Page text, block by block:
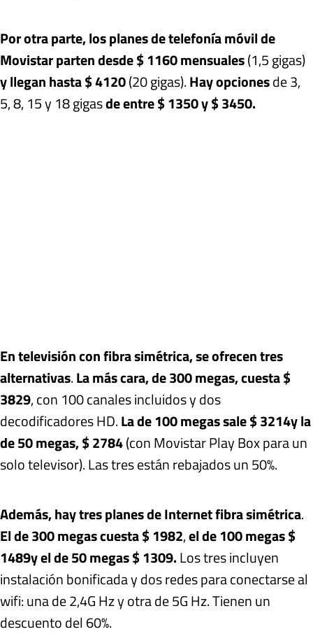
Por otra parte, los planes de telefonía móvil de
Movistar parten desde $ 1160 mensuales(1,5 gigas)
y llegan hasta $ 4120(20 gigas).Hay opcionesde 3,
5, 8, 15 y 18 gigasde entre $ 1350 y $ 3450.
En televisión con fibra simétrica, se ofrecen tres
alternativas.La más cara, de 300 megas, cuesta $
3829, con 100 canales incluidos y dos
decodificadores HD.La de 100 megas sale $ 3214y la
de 50 megas, $ 2784(con Movistar Play Box para un
solo televisor). Las tres están rebajados un 50%.
Además, hay tres planes de Internet fibra simétrica.
El de 300 megas cuesta $ 1982,el de 100 megas $
1489y el de 50 megas $ 1309.Los tres incluyen
instalación bonificada y dos redes para conectarse al
wifi: una de 2,4G Hz y otra de 5G Hz. Tienen un
descuento del 60%.